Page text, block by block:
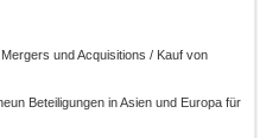
und Acquisitions / Kauf von
Beteiligungen in Asien und Europa für